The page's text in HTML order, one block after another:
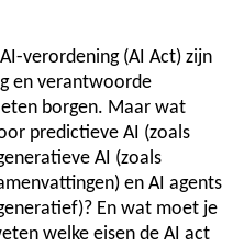
verordening (AI Act) zijn
en verantwoorde
borgen. Maar wat
predictieve AI (zoals
AI (zoals
en AI agents
En wat moet je
welke eisen de AI act